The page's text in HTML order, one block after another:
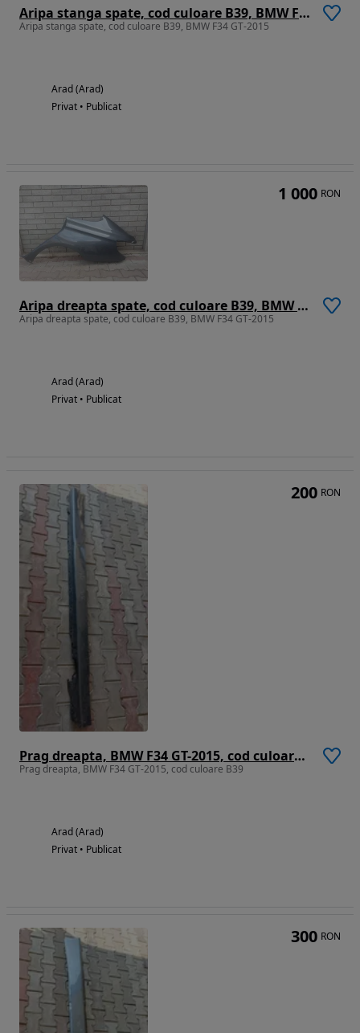
Aripa stanga spate, cod culoare B39, BMW F34 GT-2015
Aripa stanga spate, cod culoare B39, BMW F34 GT-2015
Arad (Arad)
Privat • Publicat
Aripa dreapta spate, cod culoare B39, BMW F34 GT-2015
Aripa dreapta spate, cod culoare B39, BMW F34 GT-2015
Arad (Arad)
Privat • Publicat
1 000 RON
Prag dreapta, BMW F34 GT-2015, cod culoare B39
Prag dreapta, BMW F34 GT-2015, cod culoare B39
Arad (Arad)
Privat • Publicat
200 RON
300 RON